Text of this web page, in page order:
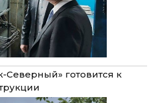
Северный» готовится к